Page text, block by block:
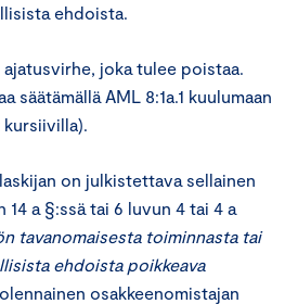
ehdoista.
joka tulee poistaa.
säätämällä AML 8:1a.1 kuulumaan
on julkistettava sellainen
a §:ssä tai 6 luvun 4 tai 4 a
tavanomaisesta toiminnasta tai
ehdoista poikkeava
osakkeenomistajan